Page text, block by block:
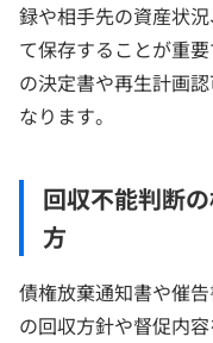
録や相手先の資産状
て保存することが重
の決定書や再生計画
なります。
回収不能判断
方
債権放棄通知書や催
の回収方針や督促内